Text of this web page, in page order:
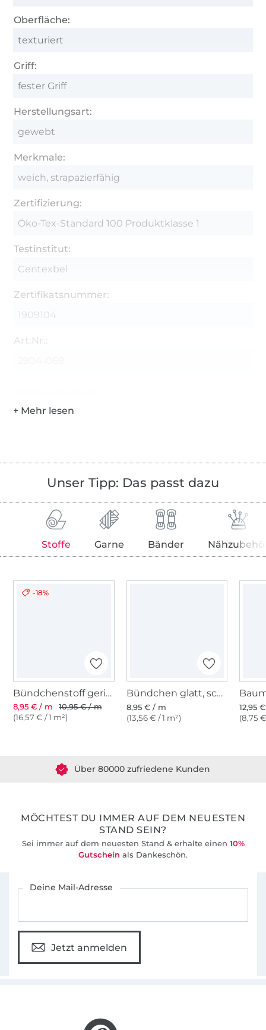
Oberfläche:
texturiert
Griff:
fester Griff
Herstellungsart:
gewebt
Merkmale:
weich, strapazierfähig
Zertifizierung:
Öko-Tex-Standard 100 Produktklasse 1
Testinstitut:
Centexbel
Zertifikatsnummer:
1909104
Art.Nr.:
Unser Tipp: Das passt dazu
Stoffe Garne Bänder
-18%
Bündchenstoff gerippt schwarz
8,95 € / m
10,95 € / m
(16,57 € / 1 m²)
Bündchen glatt, schwarz
8,95 € / m
(13,56 € / 1 m²)
12,95
(8,75
MÖCHTEST DU IMMER AUF DEM NEUESTEN
STAND SEIN?
Sei immer auf dem neuesten Stand & erhalte einen 10%
Gutschein als Dankeschön.
Deine Mail-Adresse
Jetzt anmelden